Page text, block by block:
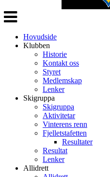
Veksle
navigasjon
Hovudside
Klubben
Historie
Kontakt oss
Styret
Medlemskap
Lenker
Skigruppa
Skigruppa
Aktivitetar
Vinterens renn
Fjelletstafetten
Resultater
Resultat
Lenker
Allidrett